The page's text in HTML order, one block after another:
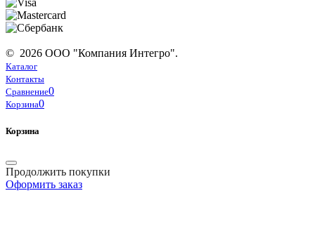
© 2026 ООО "Компания Интегро".
Каталог
Контакты
Сравнение0
Корзина0
Корзина
Продолжить покупки
Оформить заказ